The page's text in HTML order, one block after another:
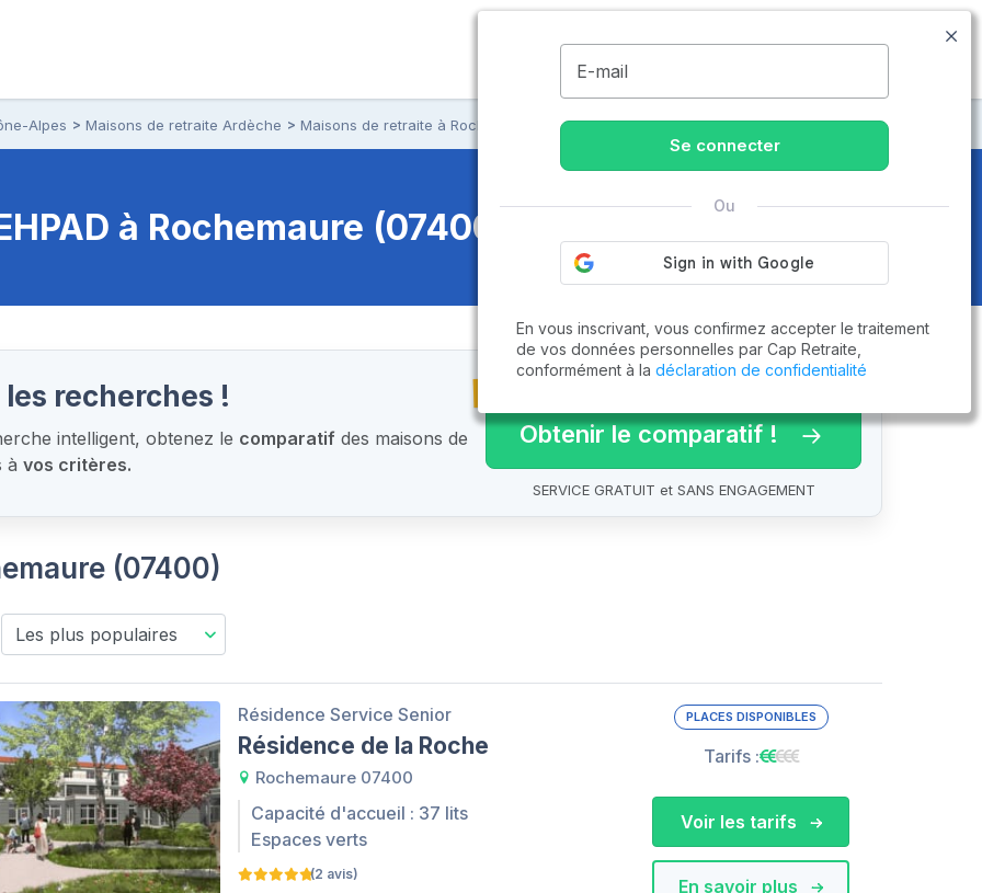
09.74.59.59.57
Alpes Maisons de retraite Ardèche Maisons de retraite à Rochemaure
à Rochemaure (07400)
recherches !
intelligent, obtenez le comparatif des maisons de
àvos critères.
Obtenir le comparatif !
SERVICE GRATUIT et SANS ENGAGEMENT
(07400)
Résidence Service Senior
Résidence de la Roche
Rochemaure 07400
Capacité d'accueil : 37 lits
Espaces verts
(2 avis)
PLACES DISPONIBLES
Tarifs :
En savoir plus
Voir les tarifs
E-mail
Se connecter
Ou
En vous inscrivant, vous confirmez accepter le traitement
de vos données personnelles par Cap Retraite,
conformément à la déclaration de confidentialité